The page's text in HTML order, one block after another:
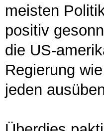
meisten
positiv
die US-
Regierung
jeden